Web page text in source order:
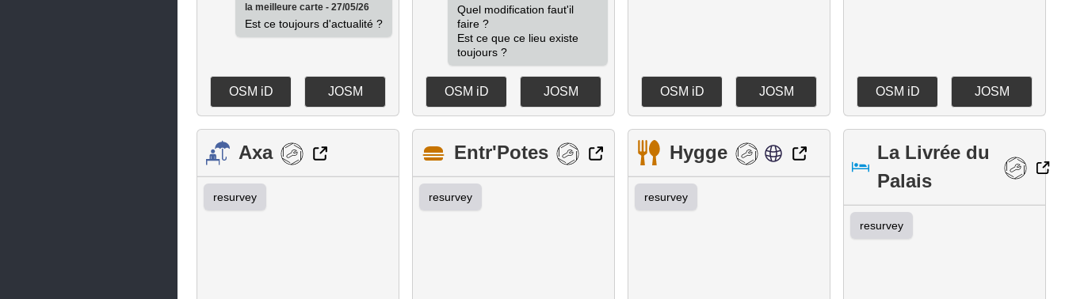
la meilleure carte - 27/05/26
Est ce toujours d'actualité ?
OSM iD JOSM
Quel modification faut'il
faire ?
Est ce que ce lieu existe
toujours ?
OSM iD JOSM OSM iD JOSM OSM iD JOSM
Axa
resurvey
Entr'Potes
resurvey
Hygge
resurvey
La Livrée du
Palais
resurvey